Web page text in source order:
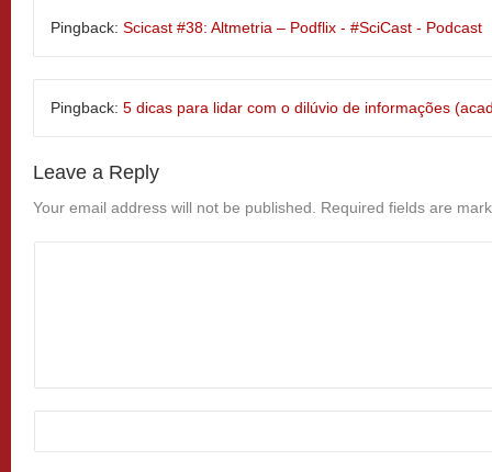
Pingback: Scicast #38: Altmetria – Podflix - #SciCast - Podcast
Pingback: 5 dicas para lidar com o dilúvio de informações
Leave a Reply
Your email address will not be published. Required fields are